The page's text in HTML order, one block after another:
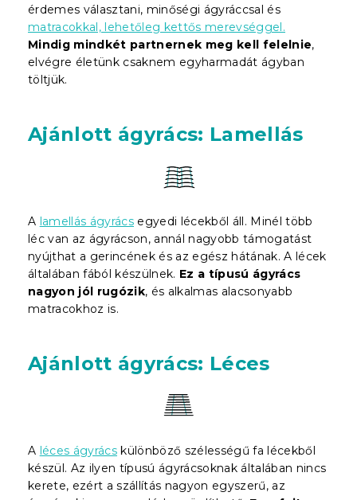
érdemes választani, minőségi ágyráccsal és
matracokkal, lehetőleg kettős merevséggel.
Mindig mindkét partnernek meg kell felelnie,
elvégre életünk csaknem egyharmadát ágyban
töltjük.
Ajánlott ágyrács: Lamellás
A lamellás ágyrács egyedi lécekből áll. Minél több
léc van az ágyrácson, annál nagyobb támogatást
nyújthat a gerincének és az egész hátának. A lécek
általában fából készülnek. Ez a típusú ágyrács
nagyon jól rugózik, és alkalmas alacsonyabb
matracokhoz is.
Ajánlott ágyrács: Léces
A léces ágyrács különböző szélességű fa lécekből
készül. Az ilyen típusú ágyrácsoknak általában nincs
kerete, ezért a szállítás nagyon egyszerű, az